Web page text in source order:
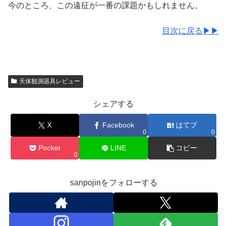
今のところ、この遠征が一番の課題かもしれません。
目次に戻る▶▶
天体観測器具レビュー
シェアする
X Facebook
0
はてブ
0
Pocket
0
LINE コピー
sanpojinをフォローする